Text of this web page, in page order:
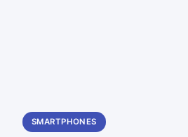
SMARTPHONES